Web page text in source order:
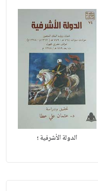
الدولة الأشرفية ؛